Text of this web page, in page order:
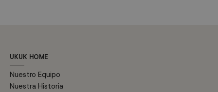
UKUK HOME
Nuestro Equipo
Nuestra Historia